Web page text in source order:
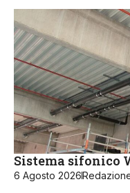
Sistema sifonico
6 Agosto 2026